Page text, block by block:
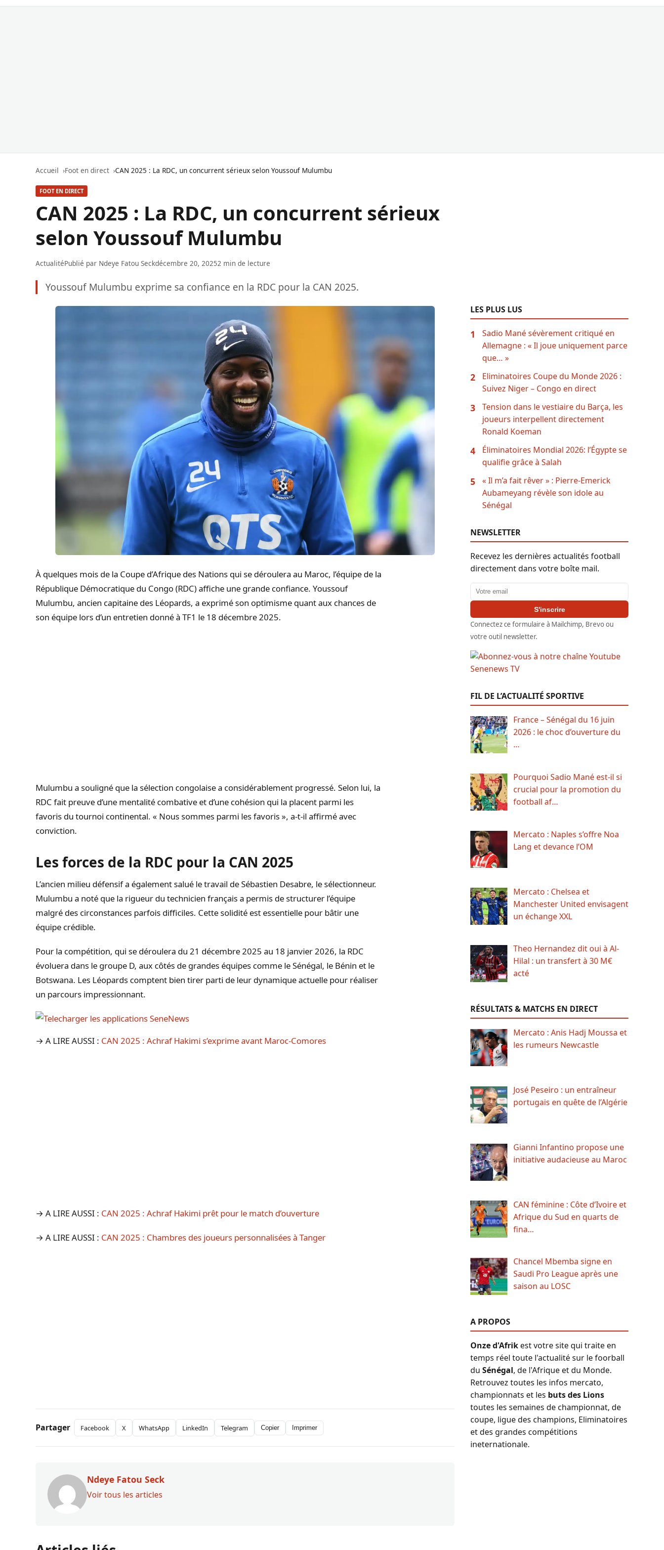
Accueil Foot en direct CAN 2025 : La RDC, un concurrent sérieux selon Youssouf Mulumbu
FOOT EN DIRECT
CAN 2025 : La RDC, un concurrent sérieux
selon Youssouf Mulumbu
ActualitéPublié par Ndeye Fatou Seckdécembre 20, 20252 min de lecture
Youssouf Mulumbu exprime sa confiance en la RDC pour la CAN 2025.
À quelques mois de la Coupe d’Afrique des Nations qui se déroulera au Maroc, l’équipe de la
République Démocratique du Congo (RDC) affiche une grande confiance. Youssouf
Mulumbu, ancien capitaine des Léopards, a exprimé son optimisme quant aux chances de
son équipe lors d’un entretien donné à TF1 le 18 décembre 2025.
Mulumbu a souligné que la sélection congolaise a considérablement progressé. Selon lui, la
RDC fait preuve d’une mentalité combative et d’une cohésion qui la placent parmi les
favoris du tournoi continental. « Nous sommes parmi les favoris », a-t-il affirmé avec
conviction.
Les forces de la RDC pour la CAN 2025
L’ancien milieu défensif a également salué le travail de Sébastien Desabre, le sélectionneur.
Mulumbu a noté que la rigueur du technicien français a permis de structurer l’équipe
malgré des circonstances parfois difficiles. Cette solidité est essentielle pour bâtir une
équipe crédible.
Pour la compétition, qui se déroulera du 21 décembre 2025 au 18 janvier 2026, la RDC
évoluera dans le groupe D, aux côtés de grandes équipes comme le Sénégal, le Bénin et le
Botswana. Les Léopards comptent bien tirer parti de leur dynamique actuelle pour réaliser
un parcours impressionnant.
→ A LIRE AUSSI : CAN 2025 : Achraf Hakimi s’exprime avant Maroc-Comores
→ A LIRE AUSSI : CAN 2025 : Achraf Hakimi prêt pour le match d’ouverture
→ A LIRE AUSSI : CAN 2025 : Chambres des joueurs personnalisées à Tanger
Partager Facebook X WhatsApp LinkedIn Telegram Copier Imprimer
Ndeye Fatou Seck
Voir tous les articles
LES PLUS LUS
1
Sadio Mané sévèrement critiqué en
Allemagne : « Il joue uniquement parce
que… »
2
Eliminatoires Coupe du Monde 2026 :
Suivez Niger – Congo en direct
3
Tension dans le vestiaire du Barça, les
joueurs interpellent directement
Ronald Koeman
4
Éliminatoires Mondial 2026: l’Égypte se
qualifie grâce à Salah
5
« Il m’a fait rêver » : Pierre-Emerick
Aubameyang révèle son idole au
Sénégal
NEWSLETTER
Recevez les dernières actualités football
directement dans votre boîte mail.
Adresse email
S'inscrire
Connectez ce formulaire à Mailchimp, Brevo ou
votre outil newsletter.
FIL DE L’ACTUALITÉ SPORTIVE
France – Sénégal du 16 juin
2026 : le choc d’ouverture du
…
Pourquoi Sadio Mané est-il si
crucial pour la promotion du
football af…
Mercato : Naples s’offre Noa
Lang et devance l’OM
Mercato : Chelsea et
Manchester United envisagent
un échange XXL
Theo Hernandez dit oui à Al-
Hilal : un transfert à 30 M€
acté
RÉSULTATS & MATCHS EN DIRECT
Mercato : Anis Hadj Moussa et
les rumeurs Newcastle
José Peseiro : un entraîneur
portugais en quête de l’Algérie
Gianni Infantino propose une
initiative audacieuse au Maroc
CAN féminine : Côte d’Ivoire et
Afrique du Sud en quarts de
fina…
Chancel Mbemba signe en
Saudi Pro League après une
saison au LOSC
A PROPOS
Onze d'Afrikest votre site qui traite en
temps réel toute l'actualité sur le foorball
du Sénégal, de l'Afrique et du Monde.
Retrouvez toutes les infos mercato,
championnats et les buts des Lions
toutes les semaines de championnat, de
coupe, ligue des champions, Eliminatoires
et des grandes compétitions
ineternationale.